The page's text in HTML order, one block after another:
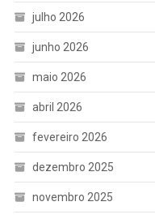
julho 2026
junho 2026
maio 2026
abril 2026
fevereiro 2026
dezembro 2025
novembro 2025